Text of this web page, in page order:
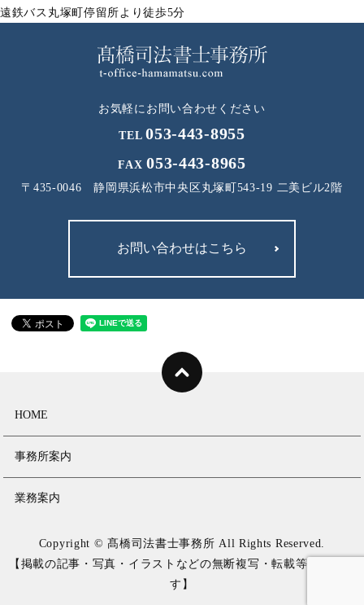
遠鉄バス丸塚町停留所より徒歩5分
お気軽にお問い合わせください
TEL053-443-8955
FAX053-443-8965
〒435-0046静岡県浜松市中央区丸塚町543-19 二美ビル2階
お問い合わせはこちら
HOME
事務所案内
業務案内
Copyright © 髙橋司法書士事務所 All Rights Reserved.
【掲載の記事・写真・イラストなどの無断複写・転載等を禁じま
す】